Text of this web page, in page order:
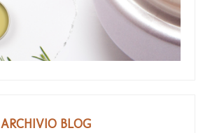
ARCHIVIO BLOG